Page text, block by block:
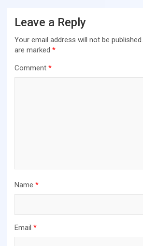
Leave a Reply
Your email address will not be published.
are marked *
Comment *
Name *
Email *